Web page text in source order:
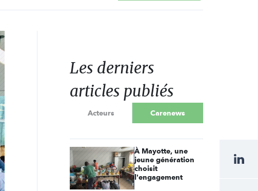
Les derniers
articles publiés
Acteurs Carenews
À Mayotte, une
jeune génération
choisit
l'engagement